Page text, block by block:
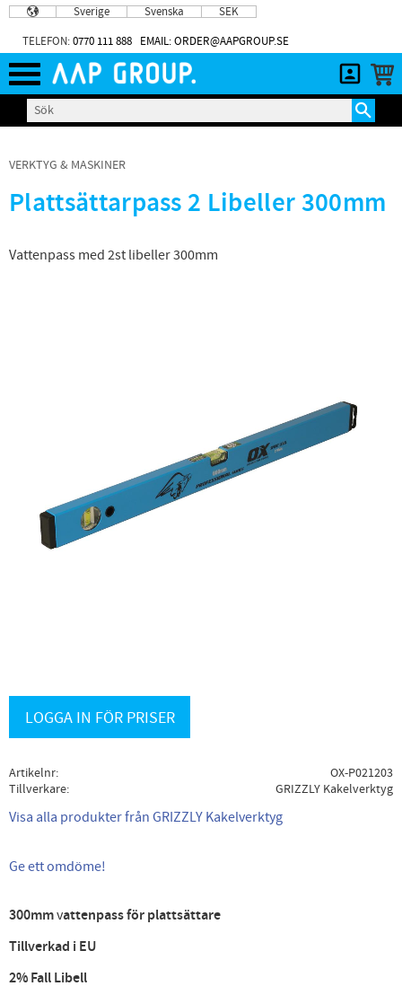
Meny
Sverige Svenska SEK
TELEFON:0770 111 888 EMAIL: ORDER@AAPGROUP.SE
VERKTYG & MASKINER
Plattsättarpass 2 Libeller 300mm
Vattenpass med 2st libeller 300mm
LOGGA IN FÖR PRISER
Artikelnr
OX-P021203
Tillverkare
GRIZZLY Kakelverktyg
Visa alla produkter från GRIZZLY Kakelverktyg
Ge ett omdöme!
300mmvattenpass för plattsättare
Tillverkad i EU
2% Fall Libell